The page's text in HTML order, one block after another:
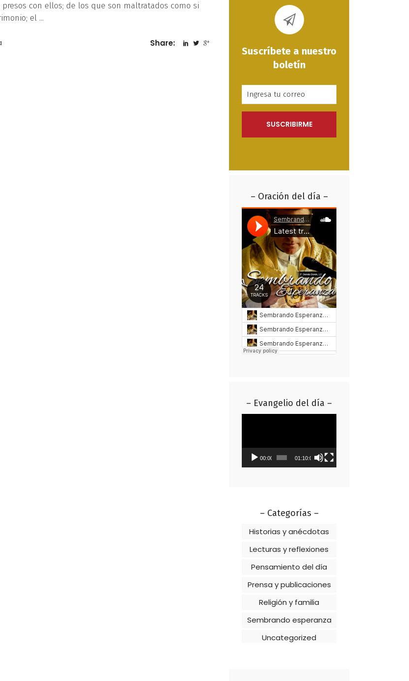
con ellos; de los que son maltratados como si
el
Share:
Suscríbete a nuestro
boletín
– Oración del día –
– Evangelio del día –
00:00 01:10:01
– Categorías –
Historias y anécdotas
Lecturas y reflexiones
Pensamiento del día
Prensa y publicaciones
Religión y familia
Sembrando esperanza
Uncategorized